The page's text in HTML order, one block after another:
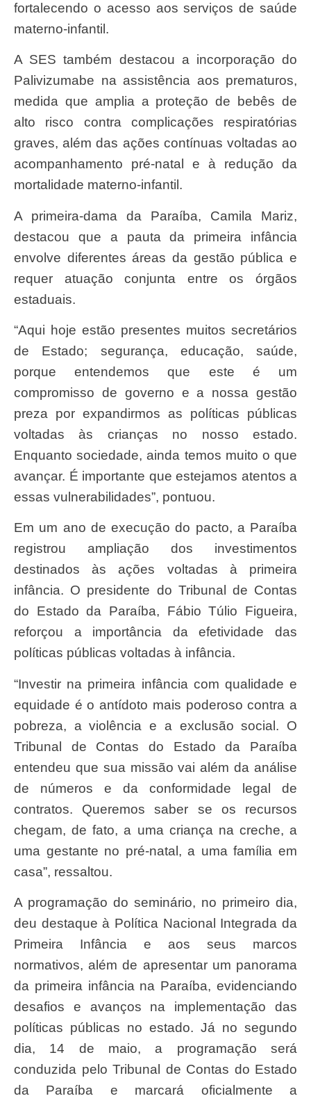
fortalecendo o acesso aos serviços de saúde
materno-infantil.
A SES também destacou a incorporação do
Palivizumabe na assistência aos prematuros,
medida que amplia a proteção de bebês de
alto risco contra complicações respiratórias
graves, além das ações contínuas voltadas ao
acompanhamento pré-natal e à redução da
mortalidade materno-infantil.
A primeira-dama da Paraíba, Camila Mariz,
destacou que a pauta da primeira infância
envolve diferentes áreas da gestão pública e
requer atuação conjunta entre os órgãos
estaduais.
“Aqui hoje estão presentes muitos secretários
de Estado; segurança, educação, saúde,
porque entendemos que este é um
compromisso de governo e a nossa gestão
preza por expandirmos as políticas públicas
voltadas às crianças no nosso estado.
Enquanto sociedade, ainda temos muito o que
avançar. É importante que estejamos atentos a
essas vulnerabilidades”, pontuou.
Em um ano de execução do pacto, a Paraíba
registrou ampliação dos investimentos
destinados às ações voltadas à primeira
infância. O presidente do Tribunal de Contas
do Estado da Paraíba, Fábio Túlio Figueira,
reforçou a importância da efetividade das
políticas públicas voltadas à infância.
“Investir na primeira infância com qualidade e
equidade é o antídoto mais poderoso contra a
pobreza, a violência e a exclusão social. O
Tribunal de Contas do Estado da Paraíba
entendeu que sua missão vai além da análise
de números e da conformidade legal de
contratos. Queremos saber se os recursos
chegam, de fato, a uma criança na creche, a
uma gestante no pré-natal, a uma família em
casa”, ressaltou.
A programação do seminário, no primeiro dia,
deu destaque à Política Nacional Integrada da
Primeira Infância e aos seus marcos
normativos, além de apresentar um panorama
da primeira infância na Paraíba, evidenciando
desafios e avanços na implementação das
políticas públicas no estado. Já no segundo
dia, 14 de maio, a programação será
conduzida pelo Tribunal de Contas do Estado
da Paraíba e marcará oficialmente a